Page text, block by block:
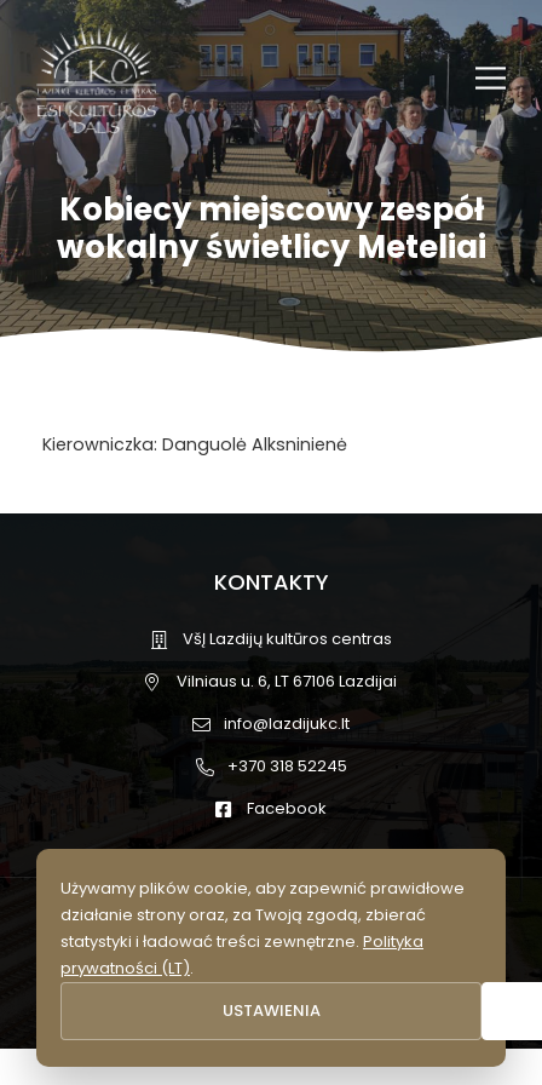
Kobiecy miejscowy zespół
wokalny świetlicy Meteliai
Kierowniczka: Danguolė Alksninienė
KONTAKTY
VšĮ Lazdijų kultūros centras
Vilniaus u. 6, LT 67106 Lazdijai
info@lazdijukc.lt
+370 318 52245
Facebook
© 2026 Lazdijų kultūros centras.
Wszelkie prawa zastrzeżone
Używamy plików cookie, aby zapewnić prawidłowe
działanie strony oraz, za Twoją zgodą, zbierać
statystyki i ładować treści zewnętrzne. Polityka
prywatności (LT).
USTAWIENIA